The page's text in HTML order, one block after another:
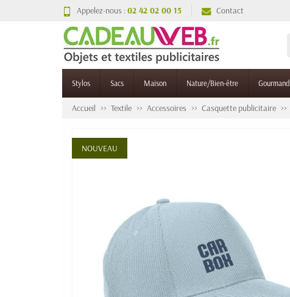
Appelez-nous :02 42 02 00 15 Contact
Stylos Sacs Maison Nature/Bien-être Gourmand
Accueil Textile Accessoires Casquette publicitaire
NOUVEAU